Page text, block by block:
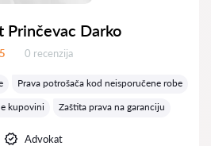
Prinčevac Darko
5 Recenzija:
0 recenzija
Prava potrošača kod neisporučene robe
kupovini
Zaštita prava na garanciju
Advokat